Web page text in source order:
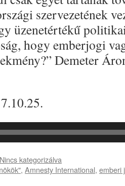
szervezetének
üzenetértékű
hogy emberjogi
Demeter
Nincs kategorizálva
, Amnesty International, emberi